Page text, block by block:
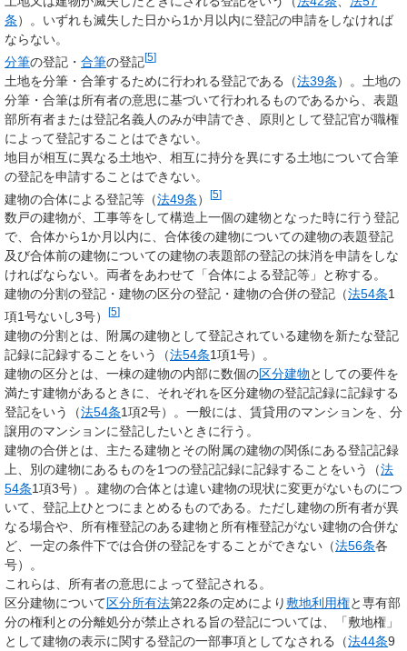
条）。いずれも滅失した日から1か月以内に登記の申請をしなければ
ならない。
分筆の登記・ 合筆の登記[5]
土地を分筆・合筆するために行われる登記である（法39条）。土地の
分筆・合筆は所有者の意思に基づいて行われるものであるから、表題
部所有者または登記名義人のみが申請でき、原則として登記官が職権
によって登記することはできない。
地目が相互に異なる土地や、相互に持分を異にする土地について合筆
の登記を申請することはできない。
建物の合体による登記等（法49条） [5]
数戸の建物が、工事等をして構造上一個の建物となった時に行う登記
で、合体から1か月以内に、合体後の建物についての建物の表題登記
及び合体前の建物についての建物の表題部の登記の抹消を申請をしな
ければならない。両者をあわせて「合体による登記等」と称する。
建物の分割の登記・建物の区分の登記・建物の合併の登記（法54条1
項1号ないし3号）
[5]
建物の分割とは、附属の建物として登記されている建物を新たな登記
記録に記録することをいう（法54条1項1号）。
建物の区分とは、一棟の建物の内部に数個の区分建物としての要件を
満たす建物があるときに、それぞれを区分建物の登記記録に記録する
登記をいう（法54条1項2号）。一般には、賃貸用のマンションを、分
譲用のマンションに登記したいときに行う。
建物の合併とは、主たる建物とその附属の建物の関係にある登記記録
上、別の建物にあるものを1つの登記記録に記録することをいう（法
54条1項3号）。建物の合体とは違い建物の現状に変更がないものにつ
いて、登記上ひとつにまとめるものである。ただし建物の所有者が異
なる場合や、所有権登記のある建物と所有権登記がない建物の合併な
ど、一定の条件下では合併の登記をすることができない（法56条各
号）。
これらは、所有者の意思によって登記される。
区分建物について区分所有法第22条の定めにより敷地利用権と専有部
分の権利との分離処分が禁止される旨の登記については、「敷地権」
として建物の表示に関する登記の一部事項としてなされる（法44条9